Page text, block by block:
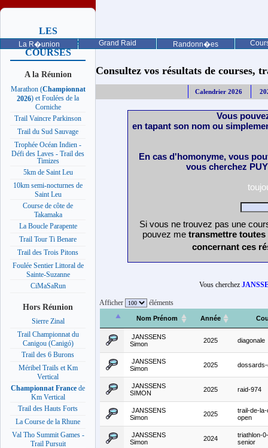
La R�union Grand Raid Randonn�es
LES
PROCHAINES
COURSES
A la Réunion
Marathon (Championnat
2026) et Foulées de la
Corniche
Trail Vaincre Parkinson
Trail du Sud Sauvage
Trophée Océan Indien -
Défi des Laves - Trail des
Timizes
5km de Saint Leu
10km semi-nocturnes de
Saint Leu
Course de côte de
Takamaka
La Boucle Parapente
Trail Tour Ti Benare
Trail des Trois Pitons
Foulée Sentier Littoral de
Sainte-Suzanne
CiMaSaRun
Hors Réunion
Sierre Zinal
Trail Championnat du
Canigou (Canigó)
Trail des 6 Burons
Méribel Trails et Km
Vertical
Championnat France de
Km Vertical
Trail des Hauts Forts
La Course de la Rhune
Val Tho Summit Games -
Trail Pursuit
Consultez vos résultats de courses,
Calendrier 2026
Vous
en tapant son nom ou
En cas d'homonyme, vous
vous cherchez
Si vous ne trouvez pas une
pouvez me transmettre
concernant ces
Vous cherchez
Afficher éléments
Nom Prénom Année
JANSSENS
Simon
2025 diagonale
JANSSENS
Simon
2025 dossards-
JANSSENS
SIMON
2025 raid-974
JANSSENS
Simon
2025
trail-de-
open
JANSSENS
Simon
2024
triathlon-
senior